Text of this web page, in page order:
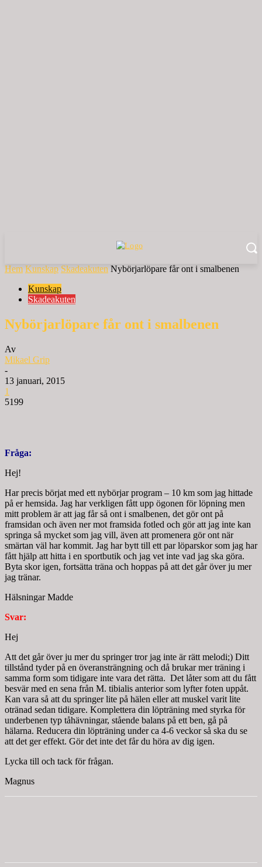
Hem Kunskap Skadeakuten Nybörjarlöpare får ont i smalbenen
Kunskap
Skadeakuten
Nybörjarlöpare får ont i smalbenen
Av
Mikael Grip
-
13 januari, 2015
1
5199
Fråga:
Hej!
Har precis börjat med ett nybörjar program – 10 km som jag hittade
på er hemsida. Jag har verkligen fått upp ögonen för löpning men
mitt problem är att jag får så ont i smalbenen, det gör ont på
framsidan och även ner mot framsida fotled och gör att jag inte kan
springa så mycket som jag vill, även att promenera gör ont när
smärtan väl har kommit. Jag har bytt till ett par löparskor som jag har
fått hjälp att hitta i en sportbutik och jag vet inte vad jag ska göra.
Byta skor igen, fortsätta träna och hoppas på att det går över ju mer
jag tränar.
Hälsningar Madde
Svar:
Hej
Att det går över ju mer du springer tror jag inte är rätt melodi;) Ditt
tillstånd tyder på en överansträngning och då brukar mer träning i
samma form som tidigare inte vara det rätta. Det låter som att du fått
besvär med en sena från M. tibialis anterior som lyfter foten uppåt.
Kan vara så att du springer lite på hälen eller att muskel varit lite
otränad sedan tidigare. Komplettera din löpträning med styrka för
underbenen typ tåhävningar, stående balans på ett ben, gå på
hälarna. Reducera din löpträning under ca 4-6 veckor så ska du se
att det ger effekt. Gör det inte det får du höra av dig igen.
Lycka till och tack för frågan.
Magnus